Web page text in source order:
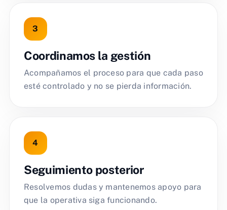
Coordinamos la gestión
Acompañamos el proceso para que cada paso
esté controlado y no se pierda información.
Seguimiento posterior
Resolvemos dudas y mantenemos apoyo para
que la operativa siga funcionando.